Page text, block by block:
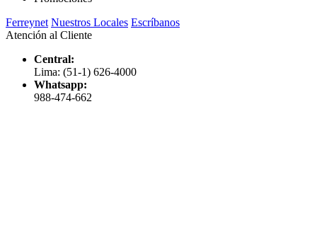
Ferreynet Nuestros Locales Escríbanos
Atención al Cliente
Central:
Lima: (51-1) 626-4000
Whatsapp:
988-474-662